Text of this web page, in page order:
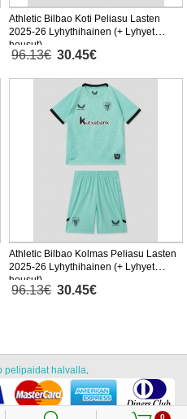
Athletic Bilbao Koti Peliasu Lasten
2025-26 Lyhythihainen (+ Lyhyet
housut)
96.13€ 30.45€
Athletic Bilbao Kolmas Peliasu Lasten
2025-26 Lyhythihainen (+ Lyhyet
housut)
96.13€ 30.45€
0
pelipaidat halvalla.